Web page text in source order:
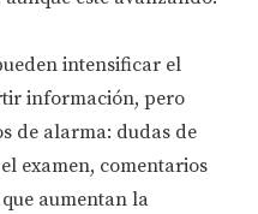
intensificar el
información, pero
de alarma: dudas de
examen, comentarios
aumentan la